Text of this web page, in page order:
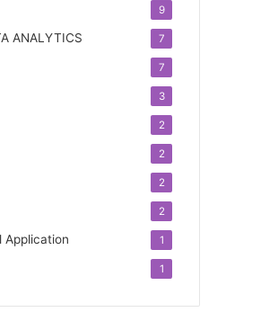
9
ANALYTICS 7
7
3
2
2
2
2
Application 1
1